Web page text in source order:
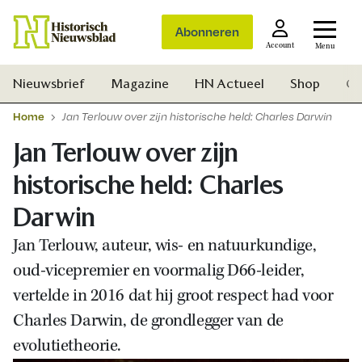
Abonneren
Account Menu
Nieuwsbrief Magazine HN Actueel Shop
Home Jan Terlouw over zijn historische held: Charles Darwin
Jan Terlouw over zijn
historische held: Charles
Darwin
Jan Terlouw, auteur, wis- en natuurkundige,
oud-vicepremier en voormalig D66-leider,
vertelde in 2016 dat hij groot respect had voor
Charles Darwin, de grondlegger van de
evolutietheorie.